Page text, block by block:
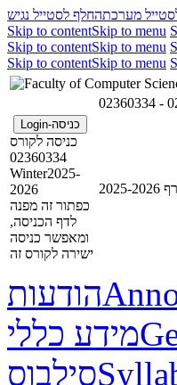
מערכתהחלף לסטייל נגיש
Skip to contentSkip to menu
Skip to contentSkip to menu
Skip to contentSkip to menu
כניסה-Login
כניסה לקורס
02360334
Winter2025-
2026
כפתור זה מפנה
לדף הכניסה,
ומאפשר כניסה
ישירה לקורס זה
2026
הודעות
מידע כללי
סילבוס